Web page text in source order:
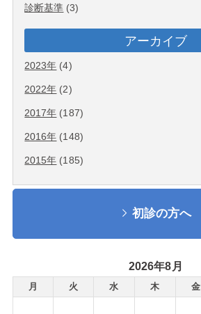
診断基準 (3)
アーカイブ
2023年 (4)
2022年 (2)
2017年 (187)
2016年 (148)
2015年 (185)
初診の方へ
2026年8月
月 火 水 木 金